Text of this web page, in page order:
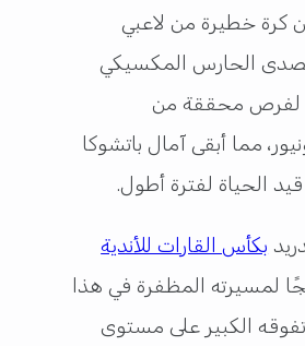
كرة خطيرة من لاعبي
تصدى الحارس المكسيكي
لفرص محققة من
مما أبقى آمال باتشوكا
الحياة لفترة أطول.
بكأس القارات للأندية
لمسيرته المظفرة في هذا
الكبير على مستوى